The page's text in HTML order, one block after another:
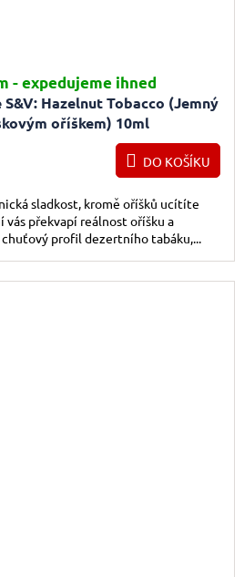
Hazelnut Tobacco (Jemný
oříškem) 10ml
- expedujeme ihned
DO KOŠÍKU
sladkost, kromě oříšků ucítíte
překvapí reálnost oříšku a
profil dezertního tabáku,...